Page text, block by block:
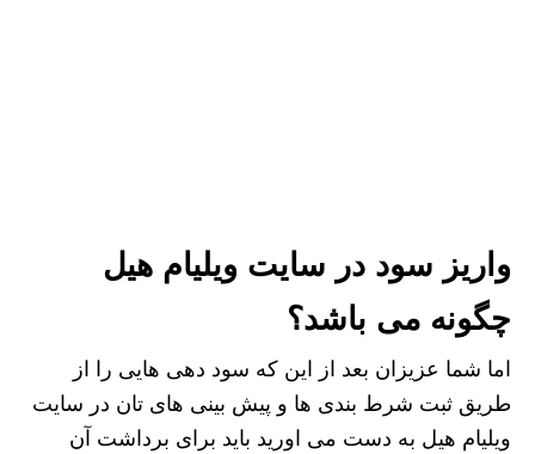
واریز سود در سایت ویلیام هیل
چگونه می باشد؟
اما شما عزیزان بعد از این که سود دهی هایی را از
طریق ثبت شرط بندی ها و پیش بینی های تان در سایت
ویلیام هیل به دست می اورید باید برای برداشت آن